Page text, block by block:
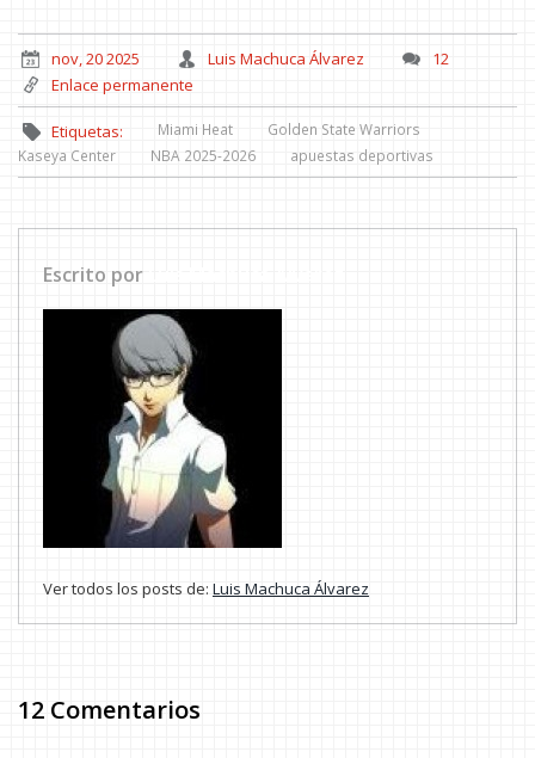
nov, 20 2025 Luis Machuca Álvarez
12
Enlace permanente
Etiquetas: Miami Heat
Golden State Warriors
Kaseya Center
NBA 2025-2026 apuestas deportivas
Escrito por
Ver todos los posts de: Luis Machuca Álvarez
12 Comentarios